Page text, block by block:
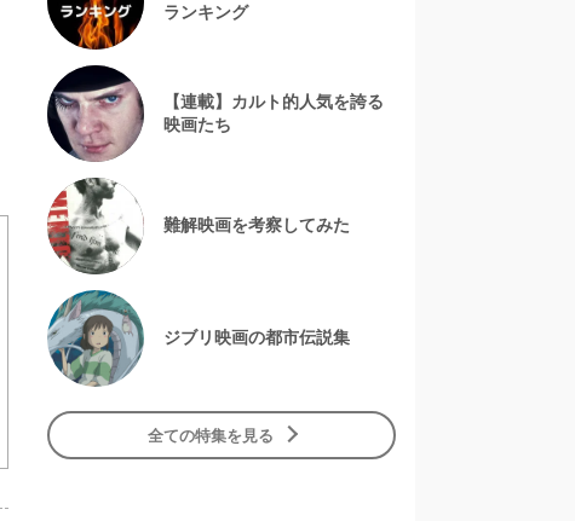
ランキング
【連載】カルト的人気を誇る
映画たち
難解映画を考察してみた
ジブリ映画の都市伝説集
全ての特集を見る